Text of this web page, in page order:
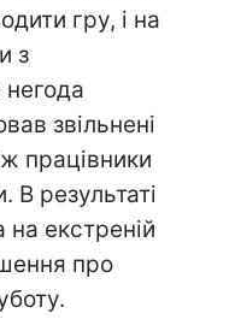
гру, і на
з
негода
звільнені
працівники
В результаті
на екстреній
про